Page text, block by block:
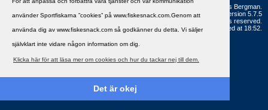
använder Sportfiskarna ”cookies” på www.fiskesnack.com.Genom att
använda dig av www.fiskesnack.com så godkänner du detta. Vi säljer
självklart inte vidare någon information om dig.
Klicka här för att läsa mer om cookies och hur du tackar nej till dem.
Det är okej
Copyright ©2002 - 2021, FiskeSnack.com. Grundad 2002 av Anders Bergman.
Powered byvBulletin®
Version 5.7.5
Copyright © 2026 MH Sub I, LLC dba vBulletin. All rights reserved.
All times are GMT+1. This page was generated at 18:52.